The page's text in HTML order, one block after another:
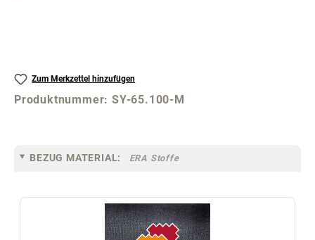
Zum Merkzettel hinzufügen
Produktnummer:SY-65.100-M
BEZUG MATERIAL: ERA Stoffe